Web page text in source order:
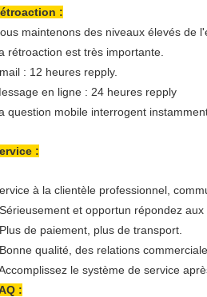
:
maintenons des niveaux élevés de
rétroaction est très importante.
: 12 heures repply.
en ligne : 24 heures repply
question mobile interrogent
:
à la clientèle professionnel,
et opportun répondez aux
de paiement, plus de transport.
qualité, des relations
le système de service
: